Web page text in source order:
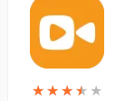
★★★★ ★
★★★★ ★